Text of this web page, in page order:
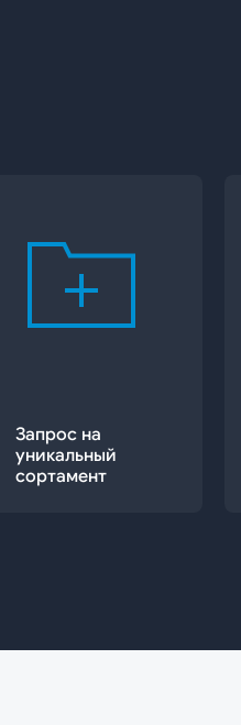
Запрос на
уникальный
сортамент